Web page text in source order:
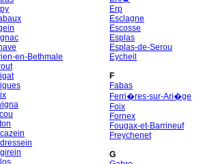
en-Bethmale
Erp
Esclagne
Escosse
Esplas
Esplas-de-Serou
Eycheil
F
Fabas
Ferri�res-sur-Ari�ge
Foix
Fornex
Fougax-et-Barrineuf
Freychenet
G